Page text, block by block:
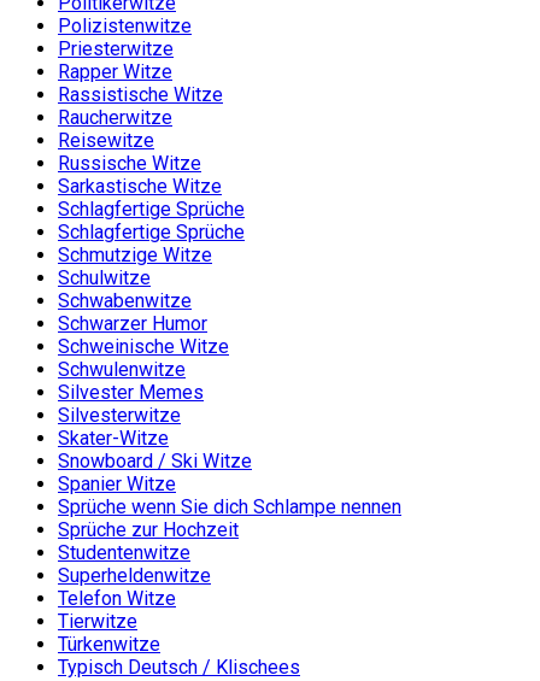
Polizistenwitze
Priesterwitze
Rapper Witze
Rassistische Witze
Raucherwitze
Reisewitze
Russische Witze
Sarkastische Witze
Schlagfertige Sprüche
Schlagfertige Sprüche
Schmutzige Witze
Schulwitze
Schwabenwitze
Schwarzer Humor
Schweinische Witze
Schwulenwitze
Silvester Memes
Silvesterwitze
Skater-Witze
Snowboard / Ski Witze
Spanier Witze
Sprüche wenn Sie dich Schlampe nennen
Sprüche zur Hochzeit
Studentenwitze
Superheldenwitze
Telefon Witze
Tierwitze
Türkenwitze
Typisch Deutsch / Klischees